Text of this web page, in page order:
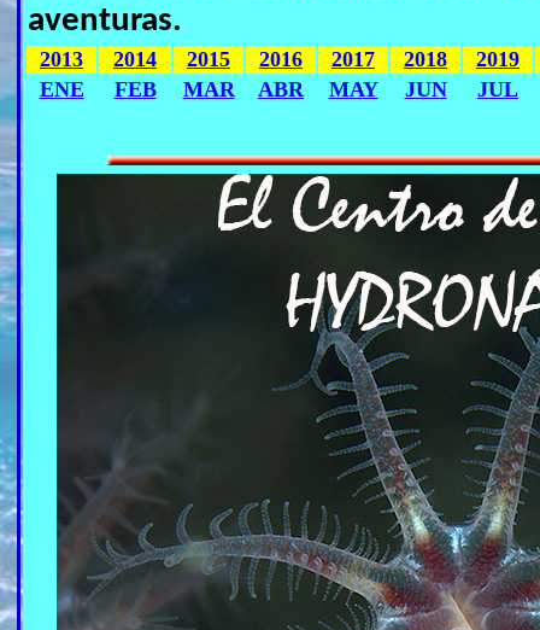
aventuras.
2013 2014 2015 2016 2017 2018
2019
ENE
FEB MAR ABR MAY JUN JUL